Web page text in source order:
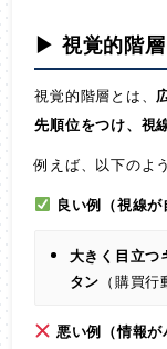
▶ 視覚的階層
視覚的階層とは、
先順位をつけ、視
例えば、以下のよ
良い例（視線が
大きく目立つ
タン （購買行
悪い例（情報が